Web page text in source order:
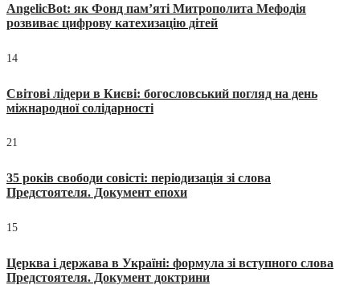
AngelicBot: як Фонд пам’яті Митрополита Мефодія
розвиває цифрову катехизацію дітей
14
Світові лідери в Києві: богословський погляд на день
міжнародної солідарності
21
35 років свободи совісті: періодизація зі слова
Предстоятеля. Документ епохи
15
Церква і держава в Україні: формула зі вступного слова
Предстоятеля. Документ доктрини